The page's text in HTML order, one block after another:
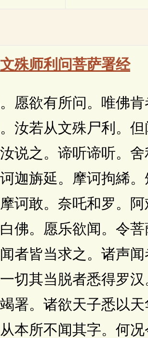
文殊师利问菩萨署经
欲有所问。唯佛肯
汝若从文殊尸利。
说之。谛听谛听。
迦旃延。摩诃拘絺
诃敢。奈吒和罗。
佛。愿乐欲闻。令
者皆当求之。诸声
切其当脱者悉得罗
署。诸欲天子悉以
本所不闻其字。何